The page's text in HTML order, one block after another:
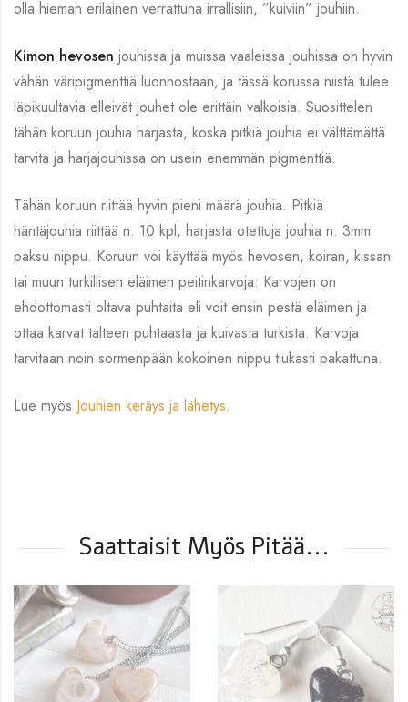
olla hieman erilainen verrattuna irrallisiin, ”kuiviin” jouhiin.
Kimon hevosen jouhissa ja muissa vaaleissa jouhissa on hyvin
vähän väripigmenttiä luonnostaan, ja tässä korussa niistä tulee
läpikuultavia elleivät jouhet ole erittäin valkoisia. Suosittelen
tähän koruun jouhia harjasta, koska pitkiä jouhia ei välttämättä
tarvita ja harjajouhissa on usein enemmän pigmenttiä.
Tähän koruun riittää hyvin pieni määrä jouhia. Pitkiä
häntäjouhia riittää n. 10 kpl, harjasta otettuja jouhia n. 3mm
paksu nippu. Koruun voi käyttää myös hevosen, koiran, kissan
tai muun turkillisen eläimen peitinkarvoja: Karvojen on
ehdottomasti oltava puhtaita eli voit ensin pestä eläimen ja
ottaa karvat talteen puhtaasta ja kuivasta turkista. Karvoja
tarvitaan noin sormenpään kokoinen nippu tiukasti pakattuna.
Lue myös Jouhien keräys ja lähetys.
Saattaisit Myös Pitää...